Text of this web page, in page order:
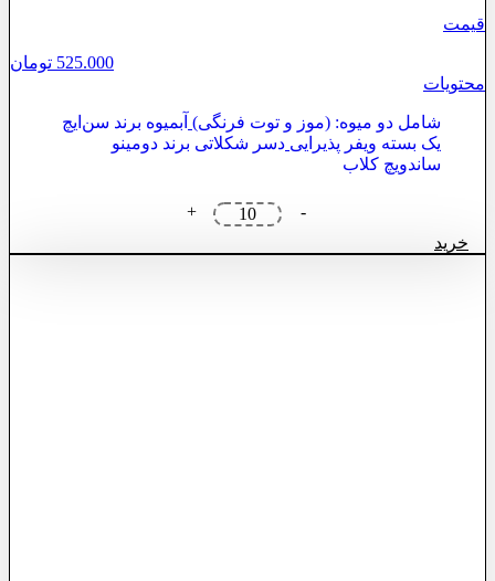
قیمت
525.000 تومان
محتویات
شامل دو میوه: (موز و توت فرنگی) آبمیوه برند سن‌ایچ
یک بسته ویفر پذیرایی دسر شکلاتی برند دومینو
ساندویچ کلاب
-
پک
دفاع
+
خرید